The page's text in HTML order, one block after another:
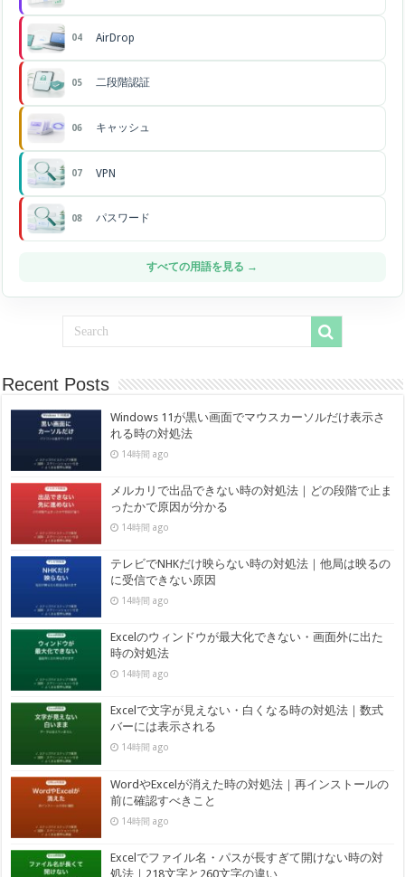
04 AirDrop
05 二段階認証
06 キャッシュ
07 VPN
08 パスワード
すべての用語を見る →
Recent Posts
Windows 11が黒い画面でマウスカーソルだけ表示さ
れる時の対処法
14時間 ago
メルカリで出品できない時の対処法｜どの段階で止ま
ったかで原因が分かる
14時間 ago
テレビでNHKだけ映らない時の対処法｜他局は映るの
に受信できない原因
14時間 ago
Excelのウィンドウが最大化できない・画面外に出た
時の対処法
14時間 ago
Excelで文字が見えない・白くなる時の対処法｜数式
バーには表示される
14時間 ago
WordやExcelが消えた時の対処法｜再インストールの
前に確認すべきこと
14時間 ago
Excelでファイル名・パスが長すぎて開けない時の対
処法｜218文字と260文字の違い